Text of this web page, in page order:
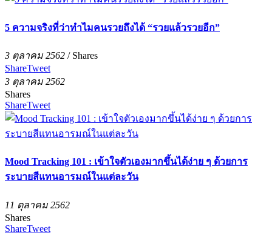
5 ความจริงที่ว่าทำไมคนรวยถึงได้ “รวยแล้วรวยอีก”
3 ตุลาคม 2562 / Shares
ShareTweet
3 ตุลาคม 2562
Shares
ShareTweet
Mood Tracking 101 : เข้าใจตัวเองมากขึ้นได้ง่าย ๆ ด้วยการ
ระบายสีแทนอารมณ์ในแต่ละวัน
11 ตุลาคม 2562
Shares
ShareTweet